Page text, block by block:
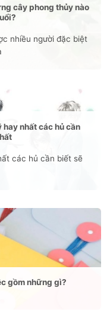
cây phong thủy nào
nhiều người đặc biệt
nhất các hủ cần
các hủ cần biết sẽ
gồm những gì?